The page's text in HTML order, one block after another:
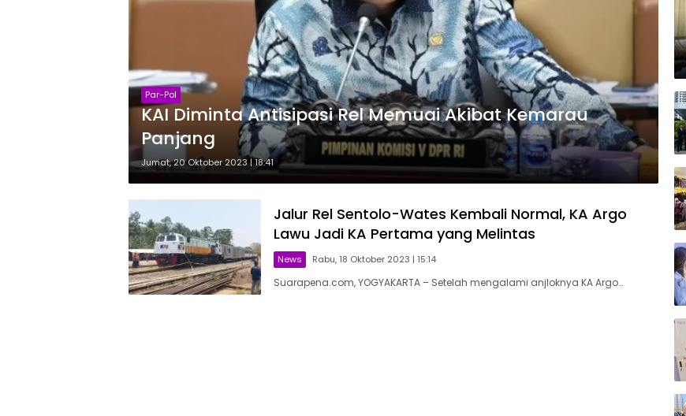
Par-Pol
KAI Diminta Antisipasi Rel Memuai Akibat Kemarau
Panjang
Jumat, 20 Oktober 2023 | 18:41
Jalur Rel Sentolo-Wates Kembali Normal, KA Argo
Lawu Jadi KA Pertama yang Melintas
News Rabu, 18 Oktober 2023 | 15:14
Suarapena.com, YOGYAKARTA – Setelah mengalami anjloknya KA Argo…